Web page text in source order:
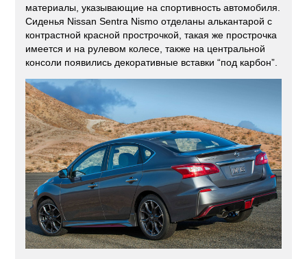
материалы, указывающие на спортивность автомобиля.
Сиденья Nissan Sentra Nismo отделаны алькантарой с
контрастной красной прострочкой, такая же прострочка
имеется и на рулевом колесе, также на центральной
консоли появились декоративные вставки “под карбон”.